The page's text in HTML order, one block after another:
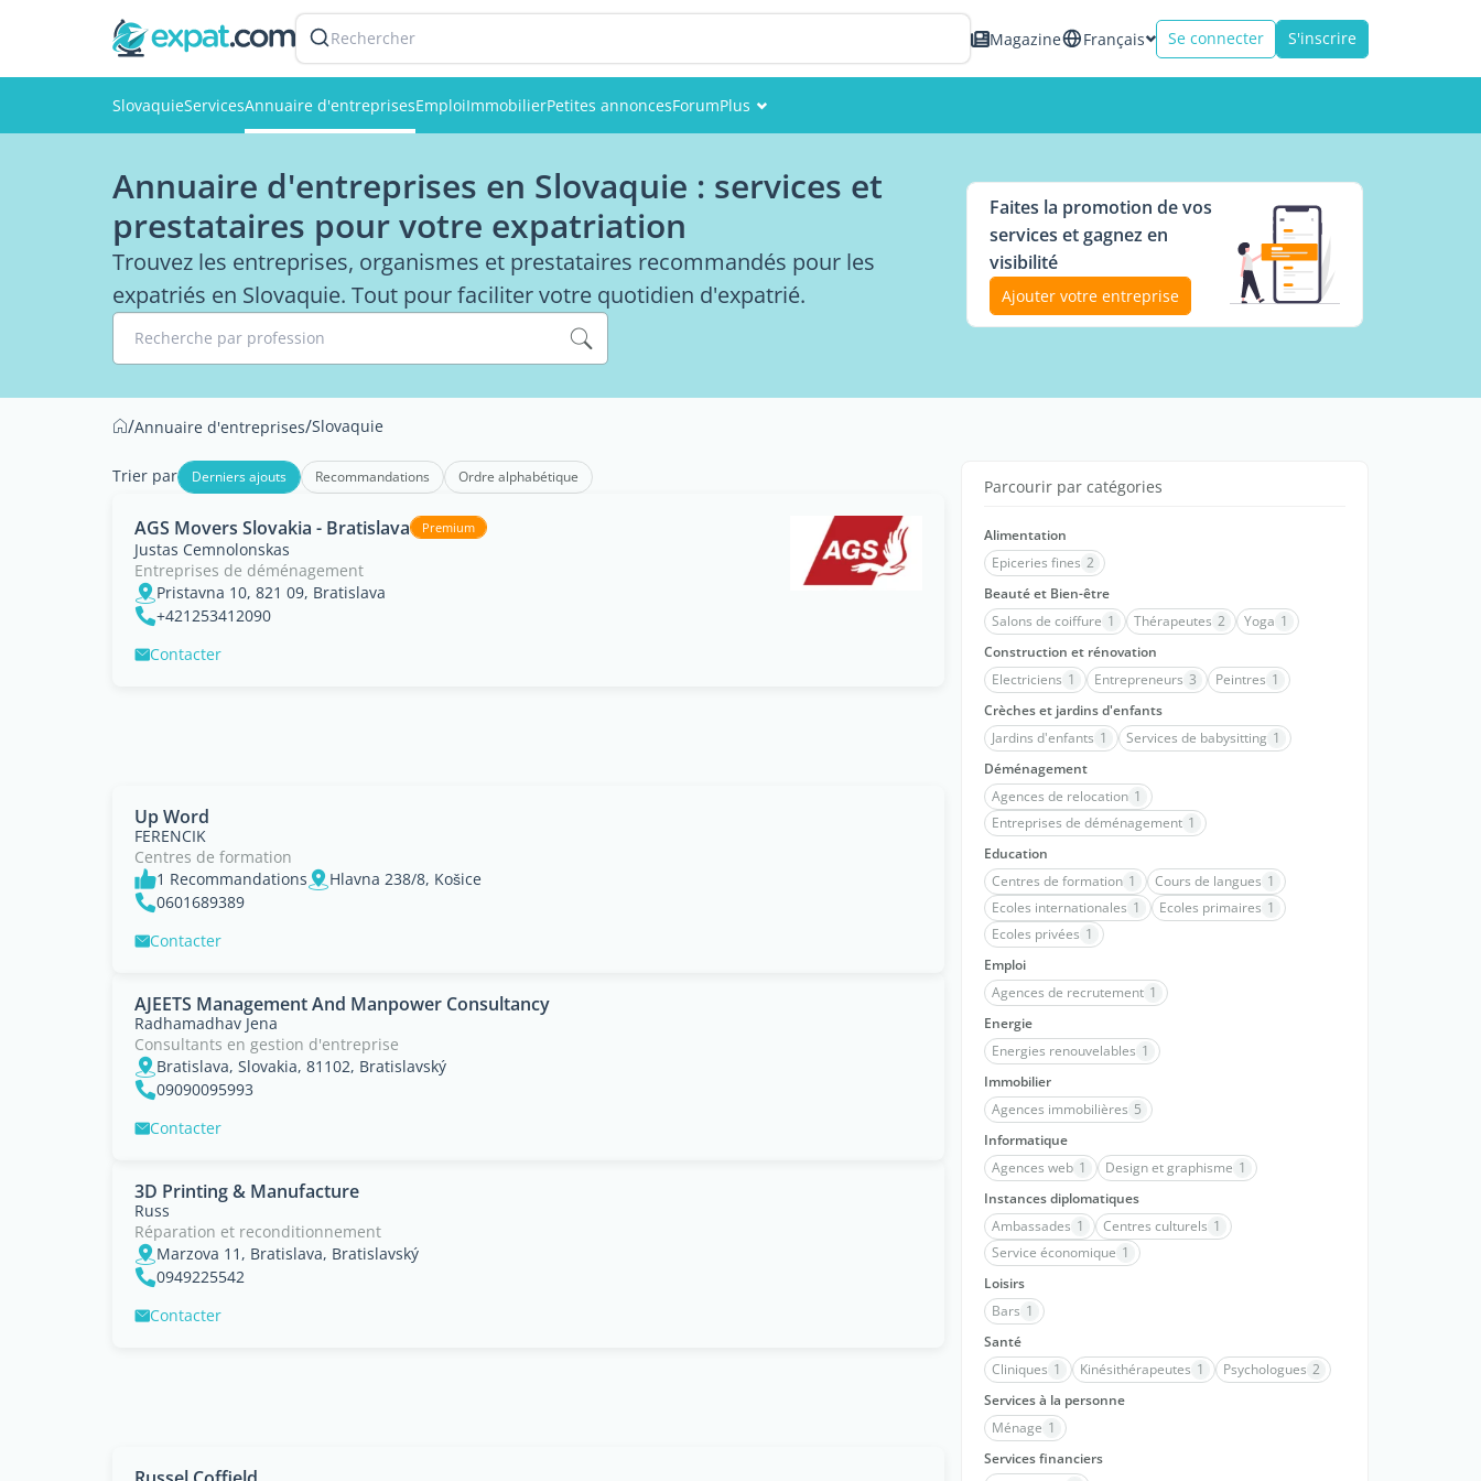
Rechercher Magazine Français Se connecter S'inscrire
SlovaquieServicesAnnuaire d'entreprisesEmploiImmobilierPetites annoncesForumPlus
Membres
Photos
Annuaire d'entreprises en Slovaquie : services et
prestataires pour votre expatriation
Trouvez les entreprises, organismes et prestataires recommandés pour les
expatriés en Slovaquie. Tout pour faciliter votre quotidien d'expatrié.
Recherche par profession
Faites la promotion de vos
services et gagnez en
visibilité
Ajouter votre entreprise
/Annuaire d'entreprises/Slovaquie
Trier par Derniers ajouts Recommandations Ordre alphabétique
AGS Movers Slovakia - Bratislava Premium
Justas Cemnolonskas
Entreprises de déménagement
Pristavna 10, 821 09, Bratislava
+421253412090
Contacter
Up Word
FERENCIK
Centres de formation
1 Recommandations
Hlavna 238/8, Košice
0601689389
Contacter
AJEETS Management And Manpower Consultancy
Radhamadhav Jena
Consultants en gestion d'entreprise
Bratislava, Slovakia, 81102, Bratislavský
09090095993
Contacter
3D Printing & Manufacture
Russ
Réparation et reconditionnement
Marzova 11, Bratislava, Bratislavský
0949225542
Contacter
Parcourir par catégories
Alimentation
Epiceries fines 2
Beauté et Bien-être
Salons de coiffure 1 Thérapeutes 2 Yoga 1
Construction et rénovation
Electriciens 1 Entrepreneurs 3 Peintres 1
Crèches et jardins d'enfants
Jardins d'enfants 1 Services de babysitting 1
Déménagement
Agences de relocation 1
Entreprises de déménagement 1
Education
Centres de formation 1 Cours de langues 1
Ecoles internationales 1 Ecoles primaires 1
Ecoles privées 1
Emploi
Agences de recrutement 1
Energie
Energies renouvelables 1
Immobilier
Agences immobilières 5
Informatique
Agences web 1 Design et graphisme 1
Instances diplomatiques
Ambassades 1 Centres culturels 1
Service économique 1
Loisirs
Bars 1
Santé
Cliniques 1 Kinésithérapeutes 1 Psychologues 2
Services à la personne
Ménage 1
Services financiers